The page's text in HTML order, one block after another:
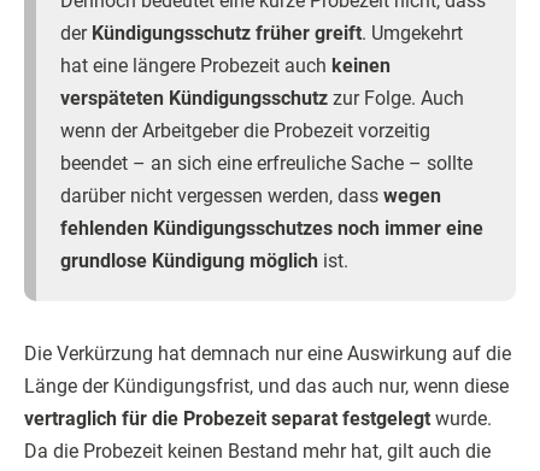
der Kündigungsschutz früher greift. Umgekehrt
hat eine längere Probezeit auch keinen
verspäteten Kündigungsschutz zur Folge. Auch
wenn der Arbeitgeber die Probezeit vorzeitig
beendet – an sich eine erfreuliche Sache – sollte
darüber nicht vergessen werden, dass wegen
fehlenden Kündigungsschutzes noch immer eine
grundlose Kündigung möglich ist.
Die Verkürzung hat demnach nur eine Auswirkung auf die
Länge der Kündigungsfrist, und das auch nur, wenn diese
vertraglich für die Probezeit separat festgelegt wurde.
Da die Probezeit keinen Bestand mehr hat, gilt auch die